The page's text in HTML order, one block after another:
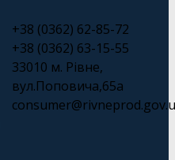
+38 (0362) 62-85-72
+38 (0362) 63-15-55
33010 м. Рівне,
вул.Поповича,65а